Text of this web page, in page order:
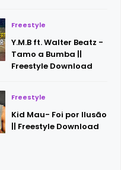
Freestyle
Y.M.B ft. Walter Beatz -
Tamo a Bumba ||
Freestyle Download
Freestyle
Kid Mau- Foi por Ilusão
|| Freestyle Download